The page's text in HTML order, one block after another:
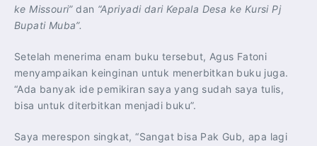
ke Missouri”dan “Apriyadi dari Kepala Desa ke Kursi Pj
Bupati Muba”.
Setelah menerima enam buku tersebut, Agus Fatoni
menyampaikan keinginan untuk menerbitkan buku juga.
“Ada banyak ide pemikiran saya yang sudah saya tulis,
bisa untuk diterbitkan menjadi buku”.
Saya merespon singkat, “Sangat bisa Pak Gub, apa lagi